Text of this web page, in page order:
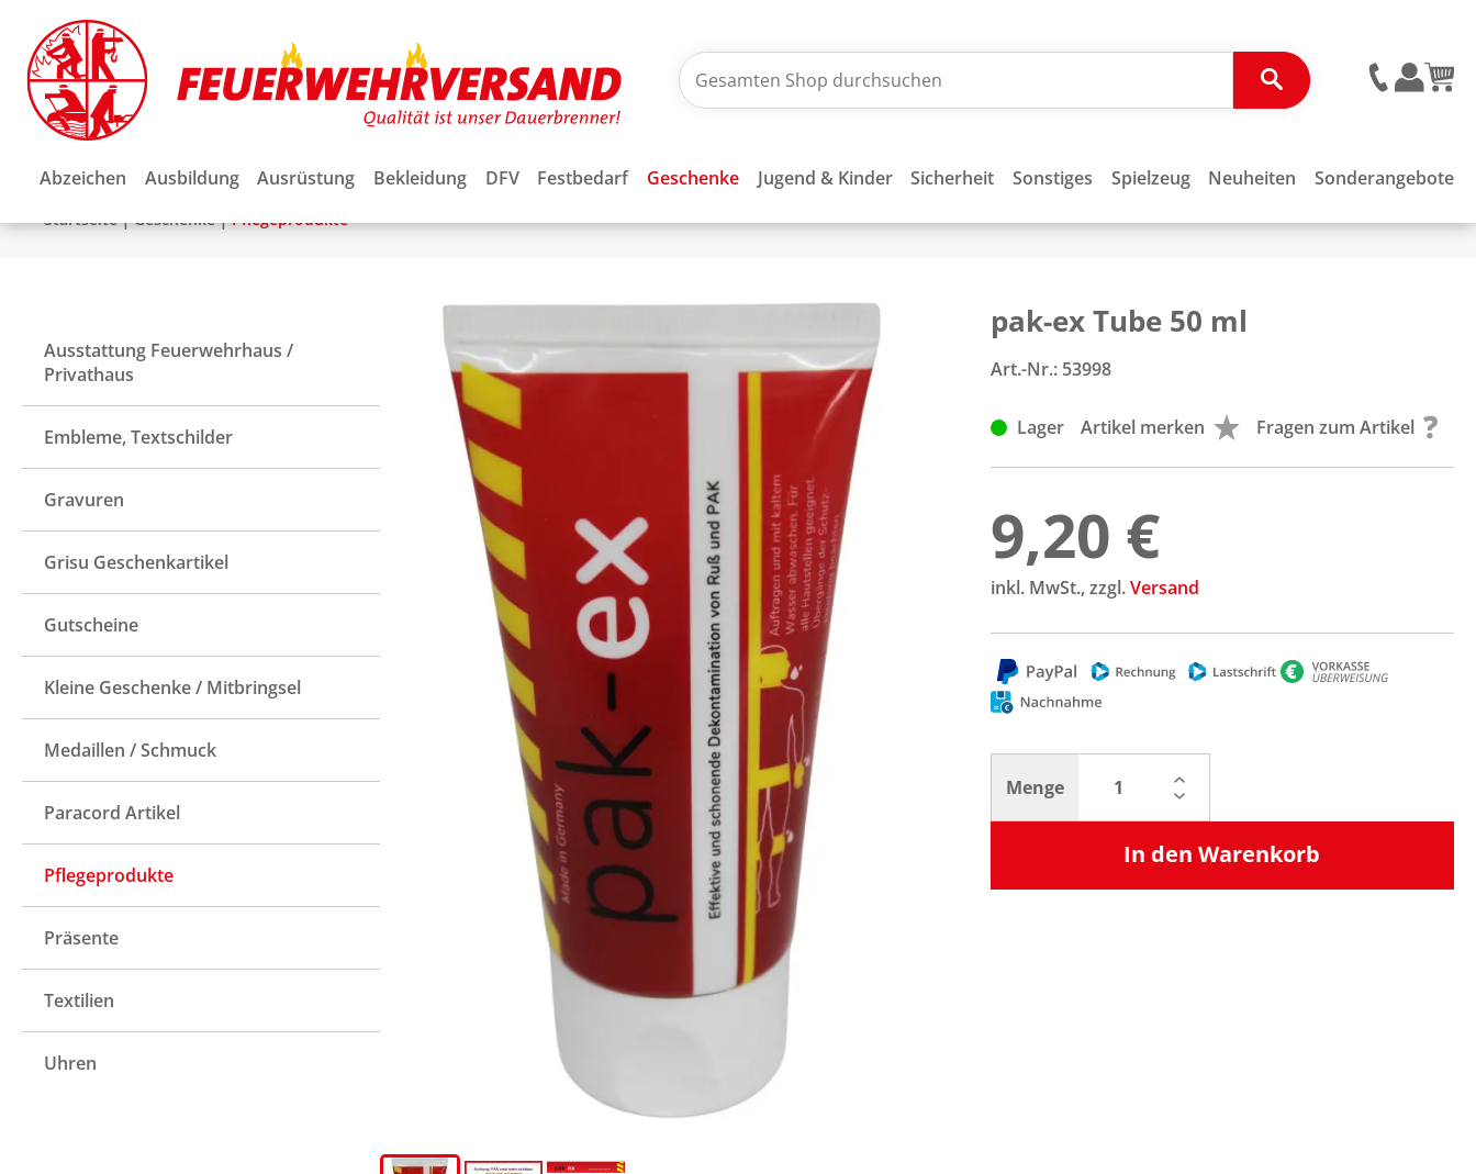
Abzeichen Ausbildung Ausrüstung Bekleidung DFV Festbedarf Geschenke Jugend & Kinder Sicherheit Sonstiges Spielzeug Neuheiten Sonderangebote
Startseite|Geschenke|Pflegeprodukte
Ausstattung Feuerwehrhaus /
Privathaus
Embleme, Textschilder
Gravuren
Grisu Geschenkartikel
Gutscheine
Kleine Geschenke / Mitbringsel
Medaillen / Schmuck
Paracord Artikel
Pflegeprodukte
Präsente
Textilien
Uhren
pak-ex Tube 50 ml
Art.-Nr.: 53998
Lager Artikel merken Fragen zum Artikel
9,20 €
inkl. MwSt., zzgl.Versand
Menge
In den Warenkorb